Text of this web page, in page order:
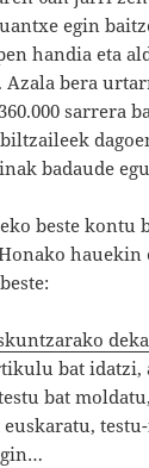
egin
handia eta
Azala bera
sarrera
badaude
beste kontu
hauekin
bat
bat
euskaratu,